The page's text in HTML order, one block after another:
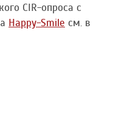
CIR-опроса с
Happy-Smile см. в